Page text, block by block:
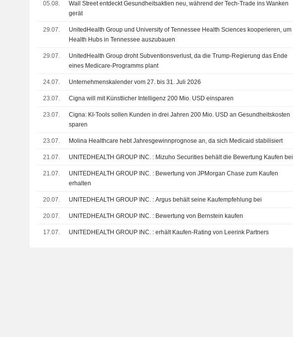
05.08.
Wall Street entdeckt Gesundheitsaktien neu, während der Tech-Trade ins Wanken
gerät
29.07.
UnitedHealth Group und University of Tennessee Health Sciences kooperieren, um
Health Hubs in Tennessee auszubauen
29.07.
UnitedHealth Group droht Subventionsverlust, da die Trump-Regierung das Ende
eines Medicare-Programms plant
24.07. Unternehmenskalender vom 27. bis 31. Juli 2026
23.07. Cigna will mit Künstlicher Intelligenz 200 Mio. USD einsparen
23.07.
Cigna: KI-Tools sollen Kunden in drei Jahren 200 Mio. USD an Gesundheitskosten
sparen
23.07. Molina Healthcare hebt Jahresgewinnprognose an, da sich Medicaid stabilisiert
21.07. UNITEDHEALTH GROUP INC. : Mizuho Securities behält die Bewertung Kaufen bei
21.07.
UNITEDHEALTH GROUP INC. : Bewertung von JPMorgan Chase zum Kaufen
erhalten
20.07. UNITEDHEALTH GROUP INC. : Argus behält seine Kaufempfehlung bei
20.07. UNITEDHEALTH GROUP INC. : Bewertung von Bernstein kaufen
17.07. UNITEDHEALTH GROUP INC. : erhält Kaufen-Rating von Leerink Partners